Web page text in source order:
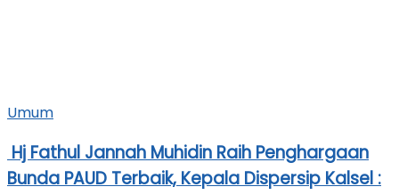
Umum
Hj Fathul Jannah Muhidin Raih Penghargaan
Bunda PAUD Terbaik, Kepala Dispersip Kalsel :